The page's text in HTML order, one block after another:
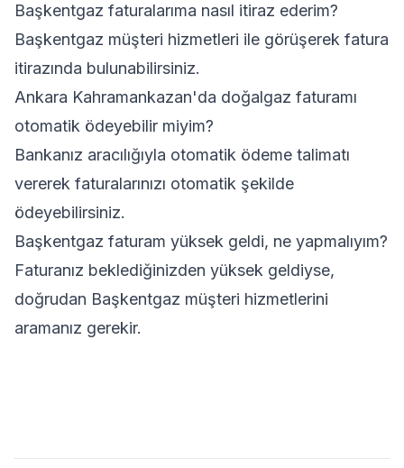
Başkentgaz faturalarıma nasıl itiraz ederim?
Başkentgaz müşteri hizmetleri ile görüşerek fatura
itirazında bulunabilirsiniz.
Ankara Kahramankazan'da doğalgaz faturamı
otomatik ödeyebilir miyim?
Bankanız aracılığıyla otomatik ödeme talimatı
vererek faturalarınızı otomatik şekilde
ödeyebilirsiniz.
Başkentgaz faturam yüksek geldi, ne yapmalıyım?
Faturanız beklediğinizden yüksek geldiyse,
doğrudan Başkentgaz müşteri hizmetlerini
aramanız gerekir.